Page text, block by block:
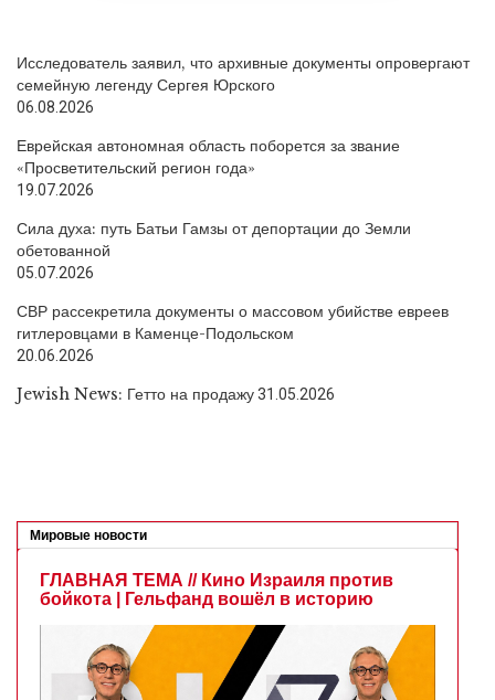
Исследователь заявил, что архивные документы опровергают
семейную легенду Сергея Юрского
06.08.2026
Еврейская автономная область поборется за звание
«Просветительский регион года»
19.07.2026
Сила духа: путь Батьи Гамзы от депортации до Земли
обетованной
05.07.2026
СВР рассекретила документы о массовом убийстве евреев
гитлеровцами в Каменце-Подольском
20.06.2026
Jewish News: Гетто на продажу31.05.2026